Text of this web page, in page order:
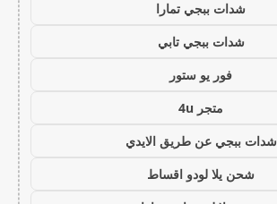
شدات ببجي تمارا
شدات ببجي تابي
فور يو ستور
متجر 4u
شدات ببجي عن طريق الايدي
شحن يلا لودو اقساط